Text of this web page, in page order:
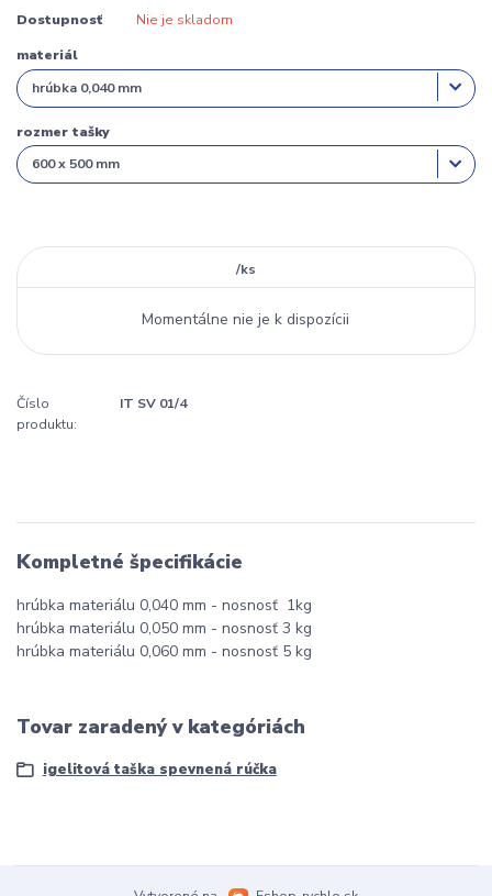
Dostupnosť Nie je skladom
materiál
rozmer tašky
/ks
Momentálne nie je k dispozícii
Číslo
produktu:
IT SV 01/4
Kompletné špecifikácie
hrúbka materiálu 0,040 mm - nosnosť 1kg
hrúbka materiálu 0,050 mm - nosnosť 3 kg
hrúbka materiálu 0,060 mm - nosnosť 5 kg
Tovar zaradený v kategóriách
igelitová taška spevnená rúčka